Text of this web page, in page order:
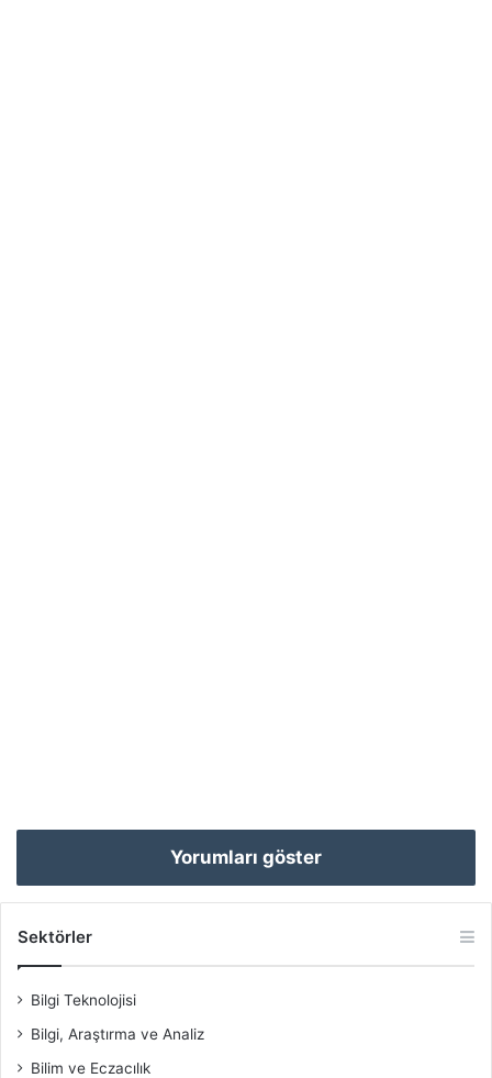
Yorumları göster
Sektörler
Bilgi Teknolojisi
Bilgi, Araştırma ve Analiz
Bilim ve Eczacılık